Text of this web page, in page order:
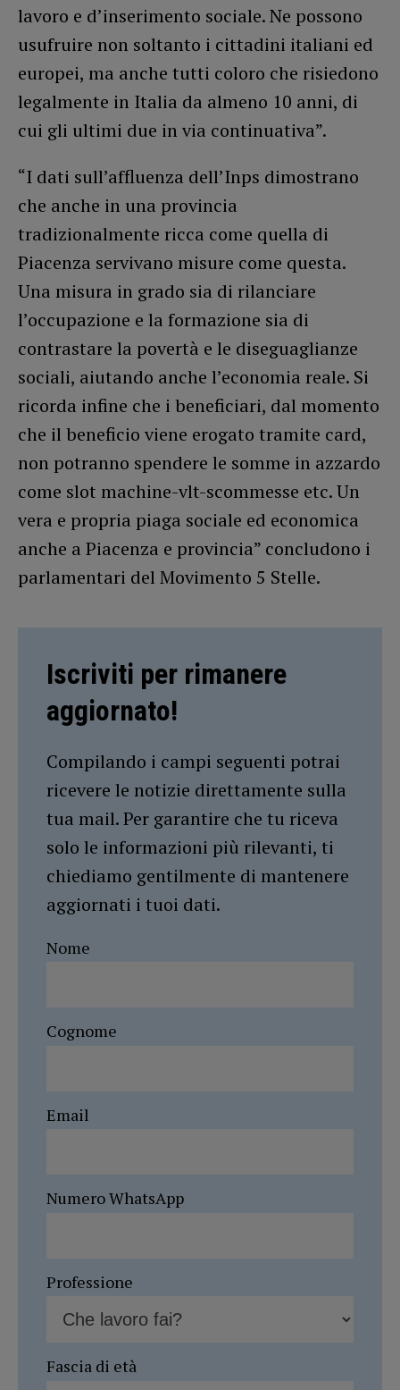
lavoro e d’inserimento sociale. Ne possono
usufruire non soltanto i cittadini italiani ed
europei, ma anche tutti coloro che risiedono
legalmente in Italia da almeno 10 anni, di
cui gli ultimi due in via continuativa”.
“I dati sull’affluenza dell’Inps dimostrano
che anche in una provincia
tradizionalmente ricca come quella di
Piacenza servivano misure come questa.
Una misura in grado sia di rilanciare
l’occupazione e la formazione sia di
contrastare la povertà e le diseguaglianze
sociali, aiutando anche l’economia reale. Si
ricorda infine che i beneficiari, dal momento
che il beneficio viene erogato tramite card,
non potranno spendere le somme in azzardo
come slot machine-vlt-scommesse etc. Un
vera e propria piaga sociale ed economica
anche a Piacenza e provincia” concludono i
parlamentari del Movimento 5 Stelle.
Iscriviti per rimanere
aggiornato!
Compilando i campi seguenti potrai
ricevere le notizie direttamente sulla
tua mail. Per garantire che tu riceva
solo le informazioni più rilevanti, ti
chiediamo gentilmente di mantenere
aggiornati i tuoi dati.
Nome
Cognome
Email
Numero WhatsApp
Professione
Fascia di età